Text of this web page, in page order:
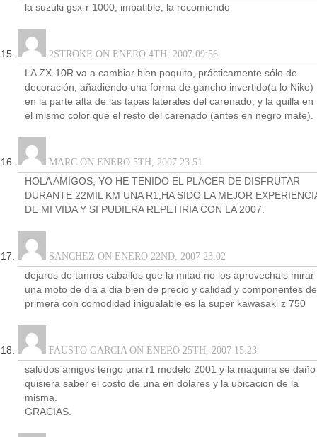
la suzuki gsx-r 1000, imbatible, la recomiendo
2STROKE ON ENERO 4TH, 2007 09:56
LA ZX-10R va a cambiar bien poquito, prácticamente sólo de
decoración, añadiendo una forma de gancho invertido(a lo Nike)
en la parte alta de las tapas laterales del carenado, y la quilla en
el mismo color que el resto del carenado (antes en negro mate).
MARC ON ENERO 5TH, 2007 23:51
HOLA AMIGOS, YO HE TENIDO EL PLACER DE DISFRUTAR
DURANTE 22MIL KM UNA R1,HA SIDO LA MEJOR
DE MI VIDA Y SI PUDIERA REPETIRIA CON LA 2007.
SANCHEZ ON ENERO 22ND, 2007 23:02
dejaros de tanros caballos que la mitad no los aprovechais mirar
una moto de dia a dia bien de precio y calidad y componentes de
primera con comodidad inigualable es la super kawasaki z 750
FAUSTO GARCIA ON ENERO 25TH, 2007 15:23
saludos amigos tengo una r1 modelo 2001 y la maquina se daño
quisiera saber el costo de una en dolares y la ubicacion de la
misma.
GRACIAS.